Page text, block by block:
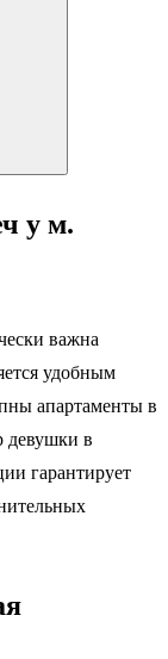
у м.
важна
удобным
апартаменты в
девушки в
гарантирует